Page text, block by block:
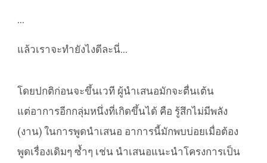
...
แล้วเราจะทำยังไงดีละนี่...
โดยปกติก่อนจะขึ้นเวที ผู้นำเสนอมักจะตื่นเต้น
แต่อาการอีกกลุ่มหนึ่งที่เกิดขึ้นได้ คือ รู้สึกไม่มีพลัง
(งาน) ในการพูดนำเสนอ อาการนี้มักพบบ่อยเมื่อต้อง
พูดเรื่องเดิมๆ ซ้ำๆ เช่น นำเสนอแนะนำโครงการเป็น